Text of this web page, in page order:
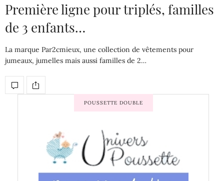
Première ligne pour triplés, familles
de 3 enfants…
La marque Par2cmieux, une collection de vêtements pour
jumeaux, jumelles mais aussi familles de 2…
POUSSETTE DOUBLE